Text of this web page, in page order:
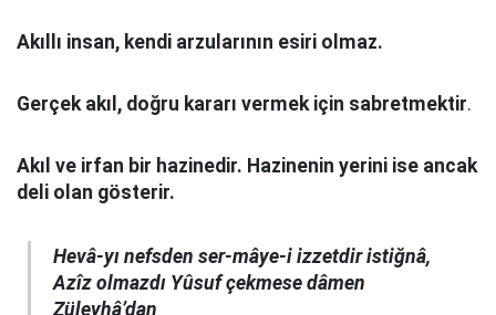
Akıllı insan, kendi arzularının esiri olmaz.
Gerçek akıl, doğru kararı vermek için sabretmektir.
Akıl ve irfan bir hazinedir. Hazinenin yerini ise ancak
deli olan gösterir.
Hevâ-yı nefsden ser-mâye-i izzetdir istiğnâ,
Azîz olmazdı Yûsuf çekmese dâmen
Züleyhâ’dan